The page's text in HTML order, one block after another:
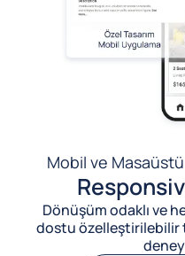
Mobil ve
Dönüşüm odaklı ve
dostu özelleştirilebilir